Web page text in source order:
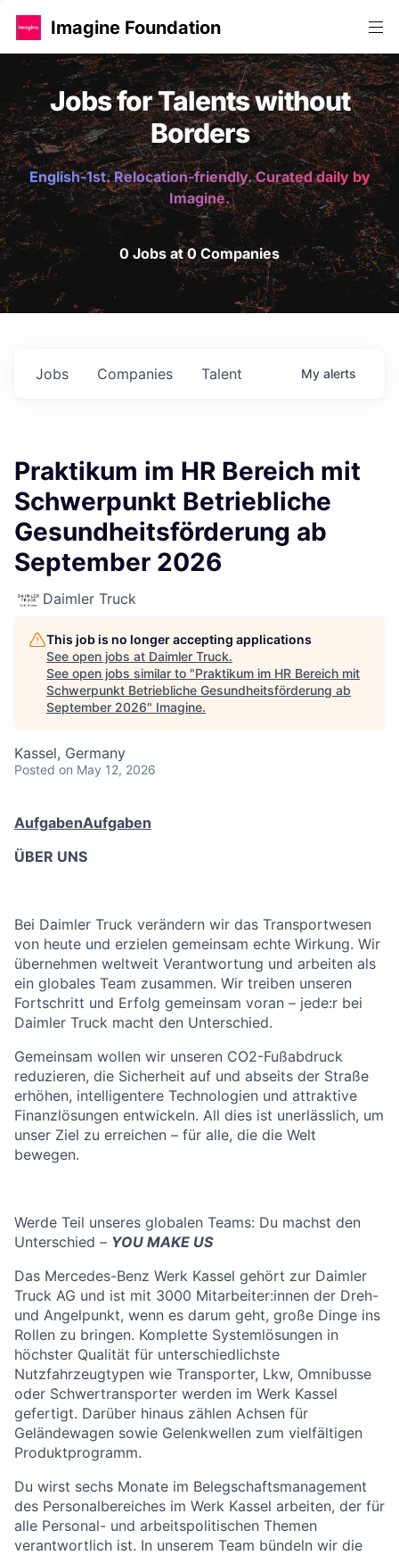
Imagine Foundation
Jobs for Talents without
Borders
English-1st. Relocation-friendly. Curated daily by
Imagine.
0 Jobs at 0 Companies
Jobs Companies Talent My alerts
Praktikum im HR Bereich mit
Schwerpunkt Betriebliche
Gesundheitsförderung ab
September 2026
Daimler Truck
This job is no longer accepting applications
See open jobs at Daimler Truck.
See open jobs similar to "Praktikum im HR Bereich mit
Schwerpunkt Betriebliche Gesundheitsförderung ab
September 2026" Imagine.
Kassel, Germany
Posted on May 12, 2026
AufgabenAufgaben
ÜBER UNS
Bei Daimler Truck verändern wir das Transportwesen
von heute und erzielen gemeinsam echte Wirkung. Wir
übernehmen weltweit Verantwortung und arbeiten als
ein globales Team zusammen. Wir treiben unseren
Fortschritt und Erfolg gemeinsam voran – jede:r bei
Daimler Truck macht den Unterschied.
Gemeinsam wollen wir unseren CO2-Fußabdruck
reduzieren, die Sicherheit auf und abseits der Straße
erhöhen, intelligentere Technologien und attraktive
Finanzlösungen entwickeln. All dies ist unerlässlich, um
unser Ziel zu erreichen – für alle, die die Welt
bewegen.
Werde Teil unseres globalen Teams: Du machst den
Unterschied – YOU MAKE US
Das Mercedes-Benz Werk Kassel gehört zur Daimler
Truck AG und ist mit 3000 Mitarbeiter:innen der Dreh-
und Angelpunkt, wenn es darum geht, große Dinge ins
Rollen zu bringen. Komplette Systemlösungen in
höchster Qualität für unterschiedlichste
Nutzfahrzeugtypen wie Transporter, Lkw, Omnibusse
oder Schwertransporter werden im Werk Kassel
gefertigt. Darüber hinaus zählen Achsen für
Geländewagen sowie Gelenkwellen zum vielfältigen
Produktprogramm.
Du wirst sechs Monate im Belegschaftsmanagement
des Personalbereiches im Werk Kassel arbeiten, der für
alle Personal- und arbeitspolitischen Themen
verantwortlich ist. In unserem Team bündeln wir die